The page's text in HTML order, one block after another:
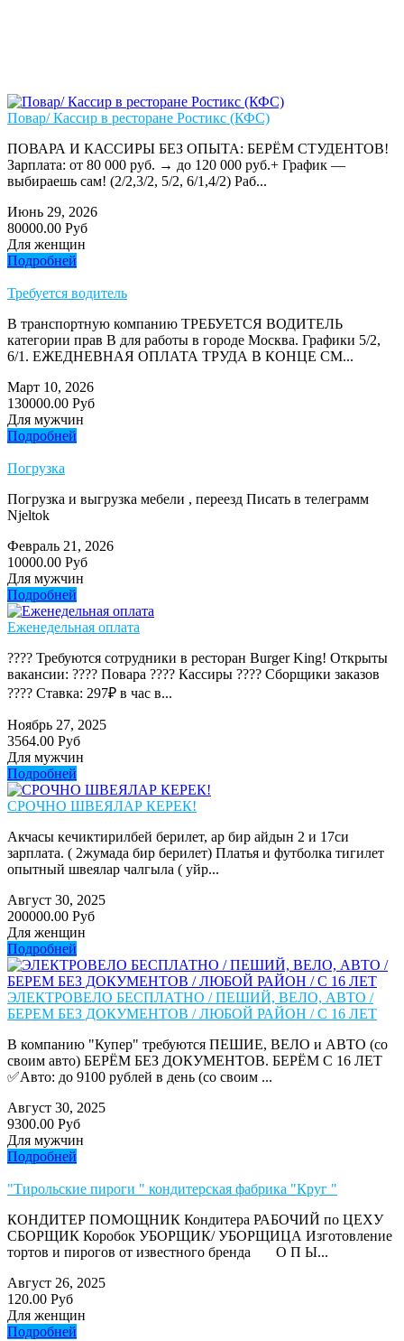
Повар/ Кассир в ресторане Ростикс (КФС)
ПОВАРА И КАССИРЫ БЕЗ ОПЫТА: БЕРЁМ СТУДЕНТОВ!
Зарплата: от 80 000 руб. → до 120 000 руб.+ График —
выбираешь сам! (2/2,3/2, 5/2, 6/1,4/2) Раб...
Июнь 29, 2026
80000.00 Руб
Для женщин
Подробней
Требуется водитель
В транспортную компанию ТРЕБУЕТСЯ ВОДИТЕЛЬ
категории прав В для работы в городе Москва. Графики 5/2,
6/1. ЕЖЕДНЕВНАЯ ОПЛАТА ТРУДА В КОНЦЕ СМ...
Март 10, 2026
130000.00 Руб
Для мужчин
Подробней
Погрузка
Погрузка и выгрузка мебели , переезд Писать в телеграмм
Njeltok
Февраль 21, 2026
10000.00 Руб
Для мужчин
Подробней
Еженедельная оплата
???? Требуются сотрудники в ресторан Burger King! Открыты
вакансии: ???? Повара ???? Кассиры ???? Сборщики заказов
???? Ставка: 297₽ в час в...
Ноябрь 27, 2025
3564.00 Руб
Для мужчин
Подробней
СРОЧНО ШВЕЯЛАР КЕРЕК!
Акчасы кечиктирилбей берилет, ар бир айдын 2 и 17си
зарплата. ( 2жумада бир берилет) Платья и футболка тигилет
опытный швеялар чалгыла ( уйр...
Август 30, 2025
200000.00 Руб
Для женщин
Подробней
ЭЛЕКТРОВЕЛО БЕСПЛАТНО / ПЕШИЙ, ВЕЛО, АВТО /
БЕРЕМ БЕЗ ДОКУМЕНТОВ / ЛЮБОЙ РАЙОН / С 16 ЛЕТ
В компанию "Купер" требуются ПЕШИЕ, ВЕЛО и АВТО (со
своим авто) БЕРЁМ БЕЗ ДОКУМЕНТОВ. БЕРЁМ С 16 ЛЕТ
✅Авто: до 9100 рублей в день (со своим ...
Август 30, 2025
9300.00 Руб
Для мужчин
Подробней
"Тирольские пироги " кондитерская фабрика "Круг "
КОНДИТЕР ПОМОЩНИК Кондитера РАБОЧИЙ по ЦЕХУ
СБОРЩИК Коробок УБОРЩИК/ УБОРЩИЦА Изготовление
тортов и пирогов от известного бренда О П Ы...
Август 26, 2025
120.00 Руб
Для женщин
Подробней